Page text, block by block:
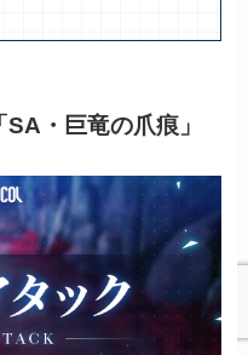
・巨竜の爪痕」